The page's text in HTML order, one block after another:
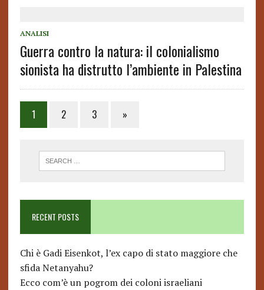
ANALISI
Guerra contro la natura: il colonialismo
sionista ha distrutto l’ambiente in Palestina
1 2 3 »
RECENT POSTS
Chi è Gadi Eisenkot, l’ex capo di stato maggiore che
sfida Netanyahu?
Ecco com’è un pogrom dei coloni israeliani